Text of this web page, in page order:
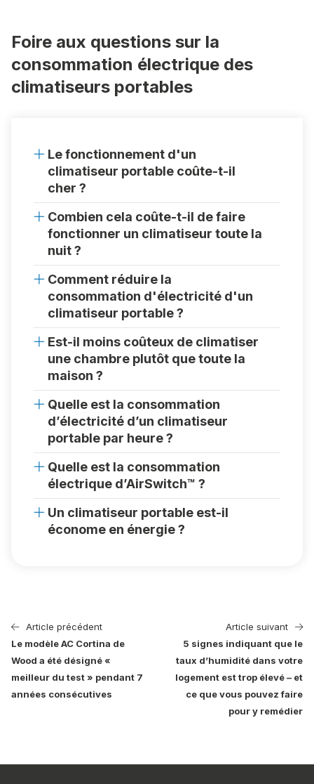
Foire aux questions sur la
consommation électrique des
climatiseurs portables
Le fonctionnement d'un
climatiseur portable coûte-t-il
cher ?
Combien cela coûte-t-il de faire
fonctionner un climatiseur toute la
nuit ?
Comment réduire la
consommation d'électricité d'un
climatiseur portable ?
Est-il moins coûteux de climatiser
une chambre plutôt que toute la
maison ?
Quelle est la consommation
d’électricité d’un climatiseur
portable par heure ?
Quelle est la consommation
électrique d’AirSwitch™ ?
Un climatiseur portable est-il
économe en énergie ?
Article précédent
Le modèle AC Cortina de
Wood a été désigné «
meilleur du test » pendant 7
années consécutives
Article suivant
5 signes indiquant que le
taux d’humidité dans votre
logement est trop élevé – et
ce que vous pouvez faire
pour y remédier